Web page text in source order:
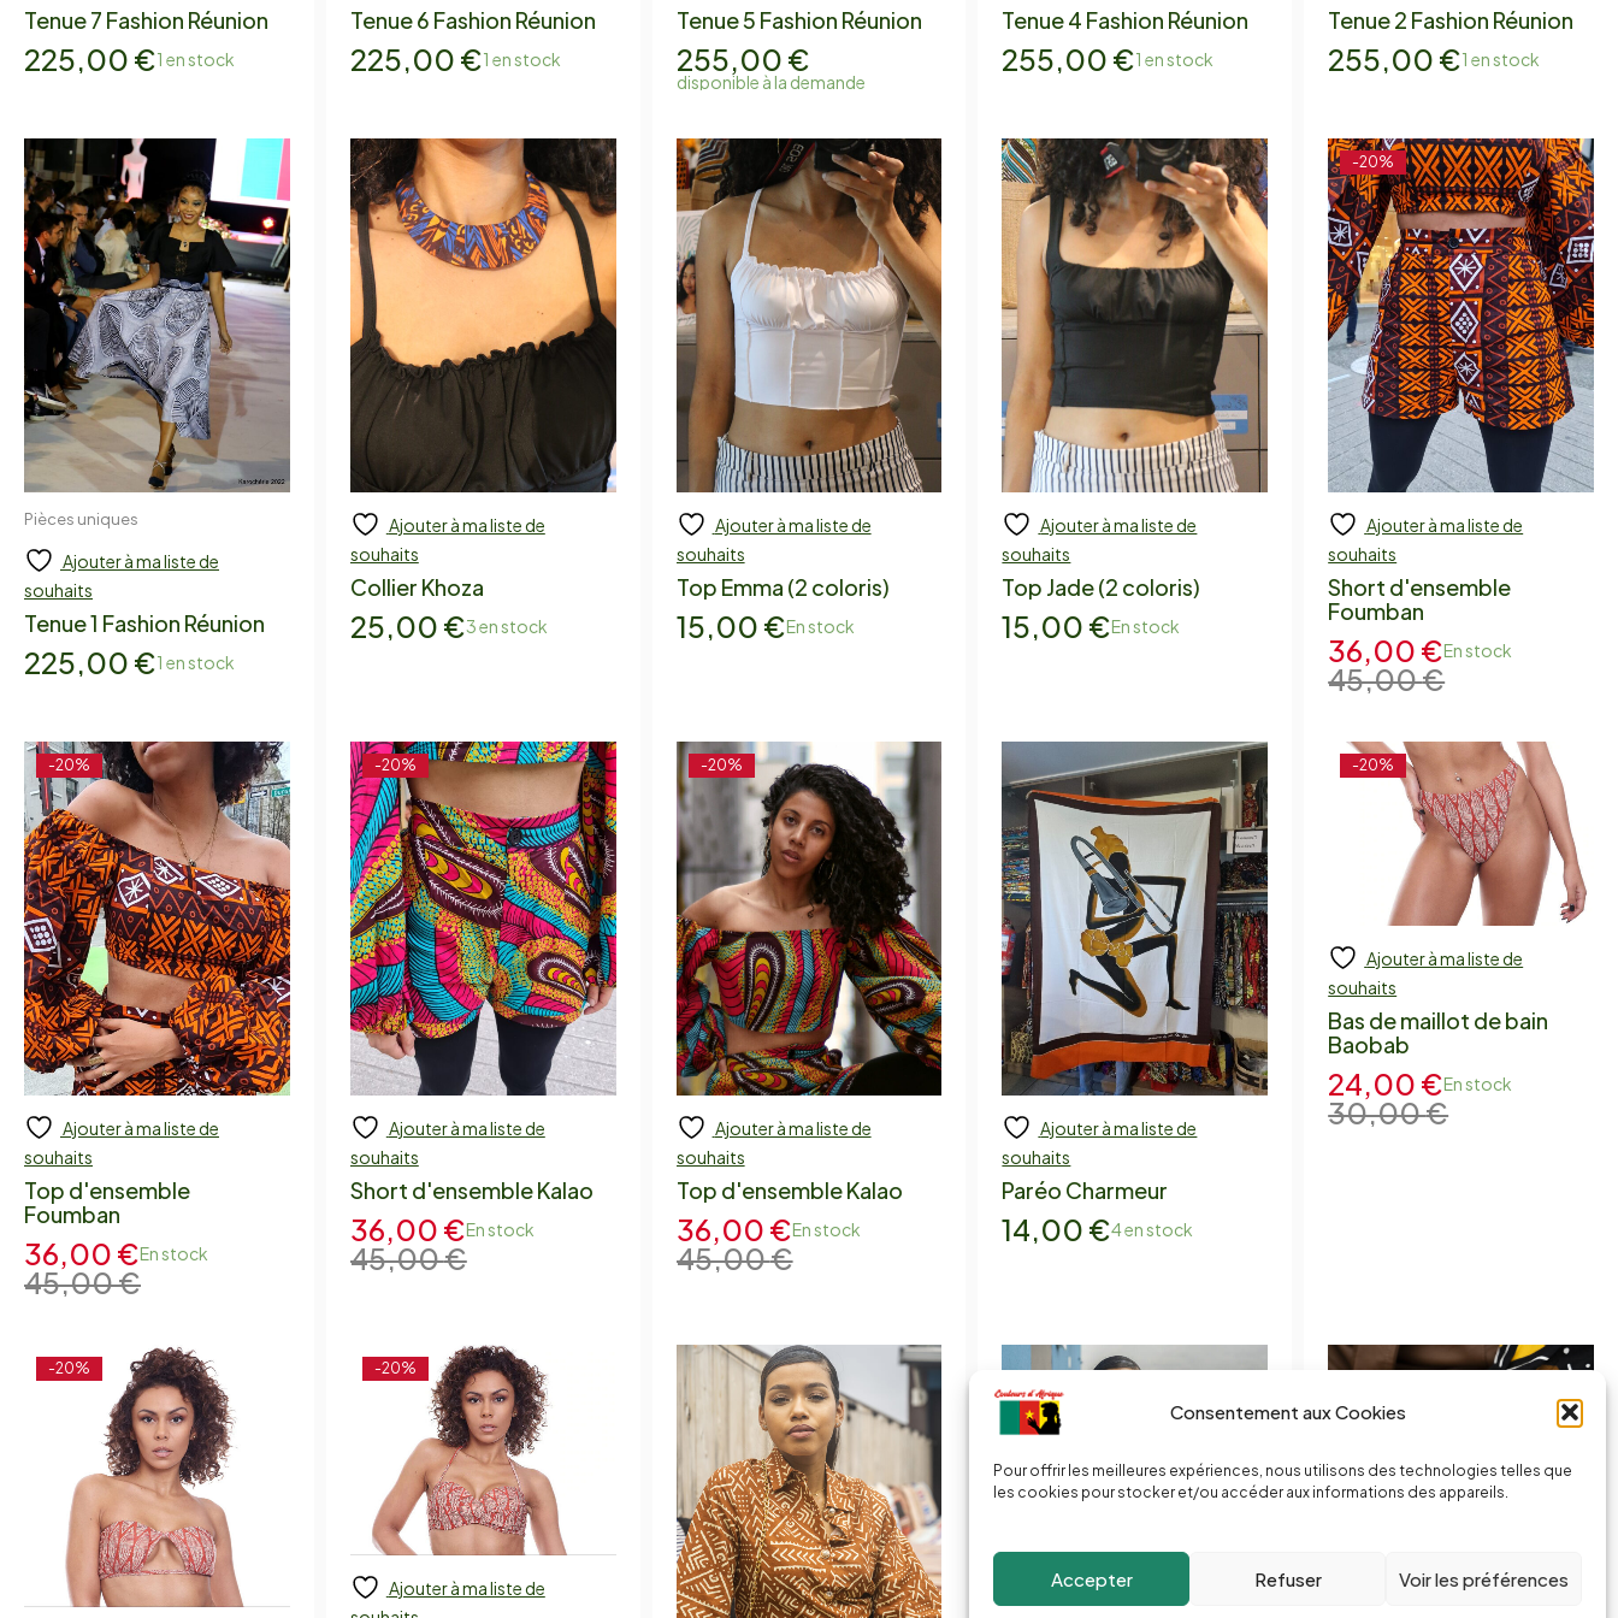
Consentement aux Cookies
Pour offrir les meilleures expériences, nous utilisons des technologies telles que
les cookies pour stocker et/ou accéder aux informations des appareils.
Accepter Refuser Voir les préférences
Tenue 7 Fashion Réunion
225,00 €1 en stock
Tenue 6 Fashion Réunion
225,00 €1 en stock
Tenue 5 Fashion Réunion
255,00 €
disponible à la demande
Tenue 4 Fashion Réunion
255,00 €1 en stock
Tenue 2 Fashion Réunion
255,00 €1 en stock
Ajouter
Pièces uniques
Ajouter à ma liste de
souhaits
Tenue 1 Fashion Réunion
225,00 €1 en stock
Ajouter
Ajouter à ma liste de
souhaits
Collier Khoza
25,00 €3 en stock
Add to cart
Ajouter à ma liste de
souhaits
Top Emma (2 coloris)
15,00 €En stock
Add to cart
Ajouter à ma liste de
souhaits
Top Jade (2 coloris)
15,00 €En stock
-20%
Add to cart
Ajouter à ma liste de
souhaits
Short d'ensemble
Foumban
45,00€
36,00 €En stock
-20%
Add to cart
Ajouter à ma liste de
souhaits
Top d'ensemble
Foumban
45,00€
36,00 €En stock
-20%
Add to cart
Ajouter à ma liste de
souhaits
Short d'ensemble Kalao
45,00€
36,00 €En stock
-20%
Add to cart
Ajouter à ma liste de
souhaits
Top d'ensemble Kalao
45,00€
36,00 €En stock
Ajouter
Ajouter à ma liste de
souhaits
Paréo Charmeur
14,00 €4 en stock
-20%
Add to cart
Ajouter à ma liste de
souhaits
Bas de maillot de bain
Baobab
30,00€
24,00 €En stock
-20% -20%
Add to cart
Ajouter à ma liste de